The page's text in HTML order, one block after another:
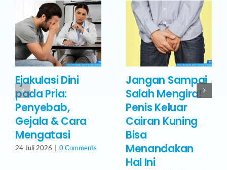
Ejakulasi Dini
pada Pria:
Penyebab,
Gejala & Cara
Mengatasi
24 Juli 2026 0 Comments
Jangan Sampai
Salah Mengira!
Penis Keluar
Cairan Kuning
Bisa
Menandakan
Hal Ini